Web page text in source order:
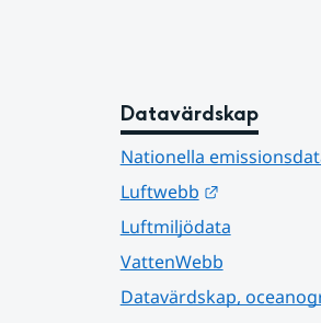
Datavärdskap
Nationella
Luftwebb
Länk till
Luftmiljödata
VattenWebb
Datavärdskap,